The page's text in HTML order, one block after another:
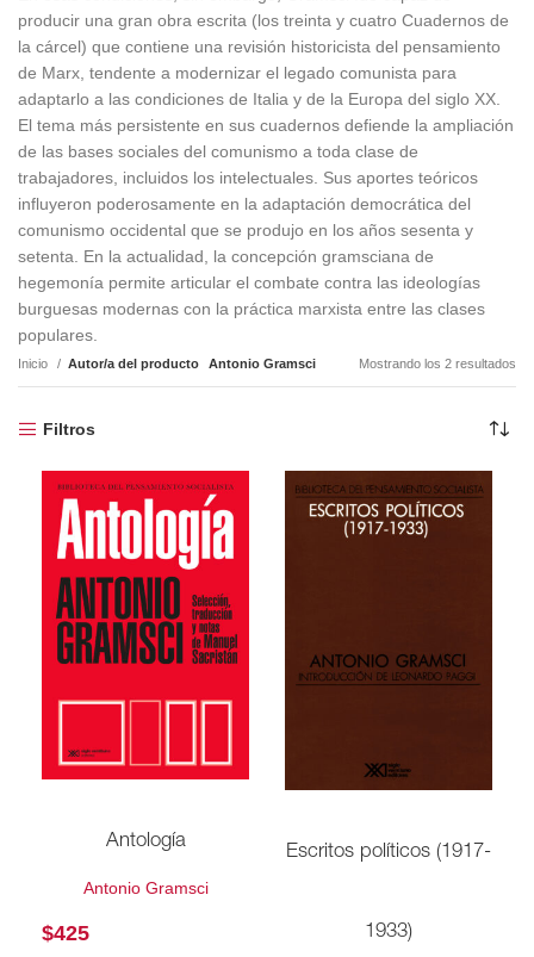
producir una gran obra escrita (los treinta y cuatro Cuadernos de
la cárcel) que contiene una revisión historicista del pensamiento
de Marx, tendente a modernizar el legado comunista para
adaptarlo a las condiciones de Italia y de la Europa del siglo XX.
El tema más persistente en sus cuadernos defiende la ampliación
de las bases sociales del comunismo a toda clase de
trabajadores, incluidos los intelectuales. Sus aportes teóricos
influyeron poderosamente en la adaptación democrática del
comunismo occidental que se produjo en los años sesenta y
setenta. En la actualidad, la concepción gramsciana de
hegemonía permite articular el combate contra las ideologías
burguesas modernas con la práctica marxista entre las clases
populares.
Inicio Autor/a del producto Antonio Gramsci Mostrando los 2 resultados
Filtros
Antología
Antonio Gramsci
$425
Escritos políticos (1917-
1933)